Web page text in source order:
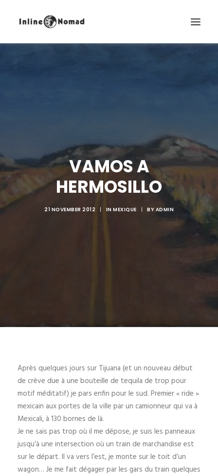
EN
VAMOS A
HERMOSILLO
21 NOVEMBER 2012 | IN MEXIQUE | BY ADMIN
Après quelques jours sur Tijuana (et un nouveau début
de crève due à une bouteille de tequila de trop pour
motif méditatif) je pars enfin pour le sud. Premier « ride »
mexicain aux portes de la ville par un camionneur qui va à
Mexicali, à 130 bornes de là.
Je ne sais pas trop où il me dépose, je suis les panneaux
jusqu’à une intersection où un train de marchandise est
sur le départ. Il va vers l’est, je monte sur le toit d’un
wagon… Je me fait dégager par les gars du train quelques